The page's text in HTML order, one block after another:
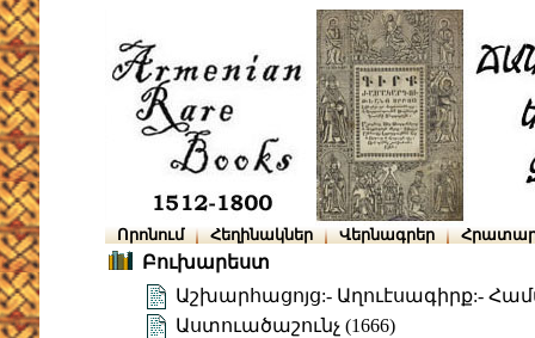
Որոնում Հեղինակներ Վերնագրեր
Բուխարեստ
Աշխարհացոյց:- Աղուէսագիրք:-
Աստուածաշունչ (1666)